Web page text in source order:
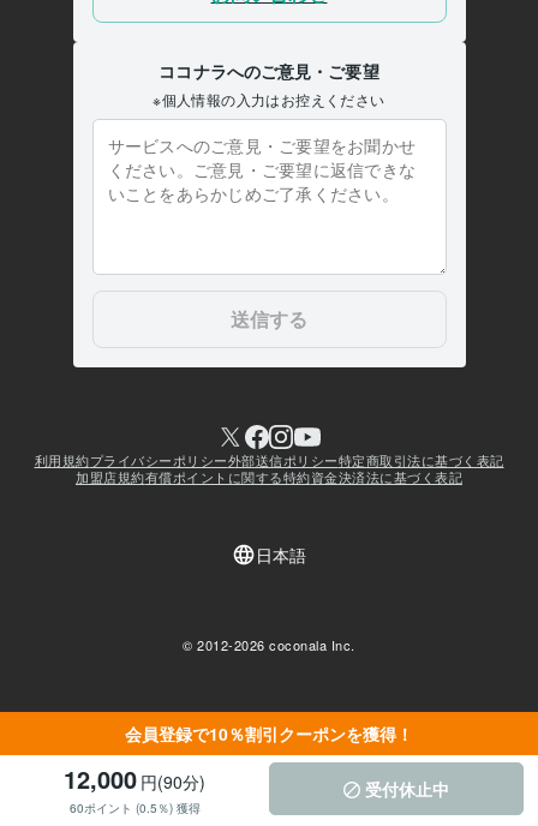
会員登録で10％割引クーポンを獲得！
12,000 円(90分)
60ポイント (0.5％) 獲得
受付休止中